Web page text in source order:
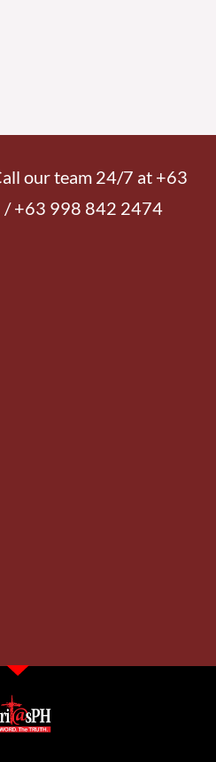
our team 24/7 at +63
+63 998 842 2474